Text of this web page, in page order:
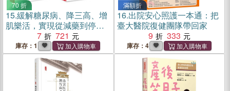
70 折
15.緩解糖尿病、降三高、增
肌樂活，實現從減藥到停藥
遠離憂鬱建構無病的身心靈
套書（共2本）：糖尿病緩解
心法+枯樹開花預約人生下半
場無病的身心靈幸福
7 721
庫存：1
滿額折
16.出院安心照護一本通：把
臺大醫院復健團隊帶回家
9
333
庫存：4